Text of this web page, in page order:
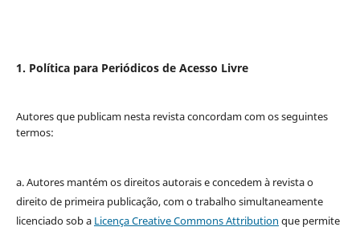
1. Política para Periódicos de Acesso Livre
Autores que publicam nesta revista concordam com os seguintes
termos:
a. Autores mantém os direitos autorais e concedem à revista o
direito de primeira publicação, com o trabalho simultaneamente
licenciado sob a Licença Creative Commons Attribution que permite